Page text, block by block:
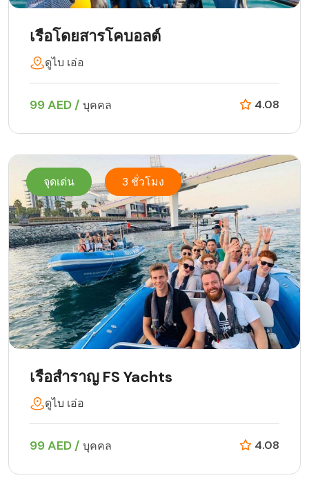
เรือโดยสารโคบอลต์
ดูไบ เอ่อ
99 AED / บุคคล 4.08
จุดเด่น 3 ชั่วโมง
เรือสำราญ FS Yachts
ดูไบ เอ่อ
99 AED / บุคคล 4.08